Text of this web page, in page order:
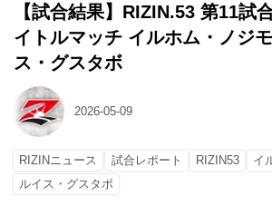
【試合結果】RIZIN.53 第11試
イトルマッチ イルホム・ノジ
ス・グスタボ
2026-05-09
RIZINニュース 試合レポート RIZIN53
イ
ルイス・グスタボ